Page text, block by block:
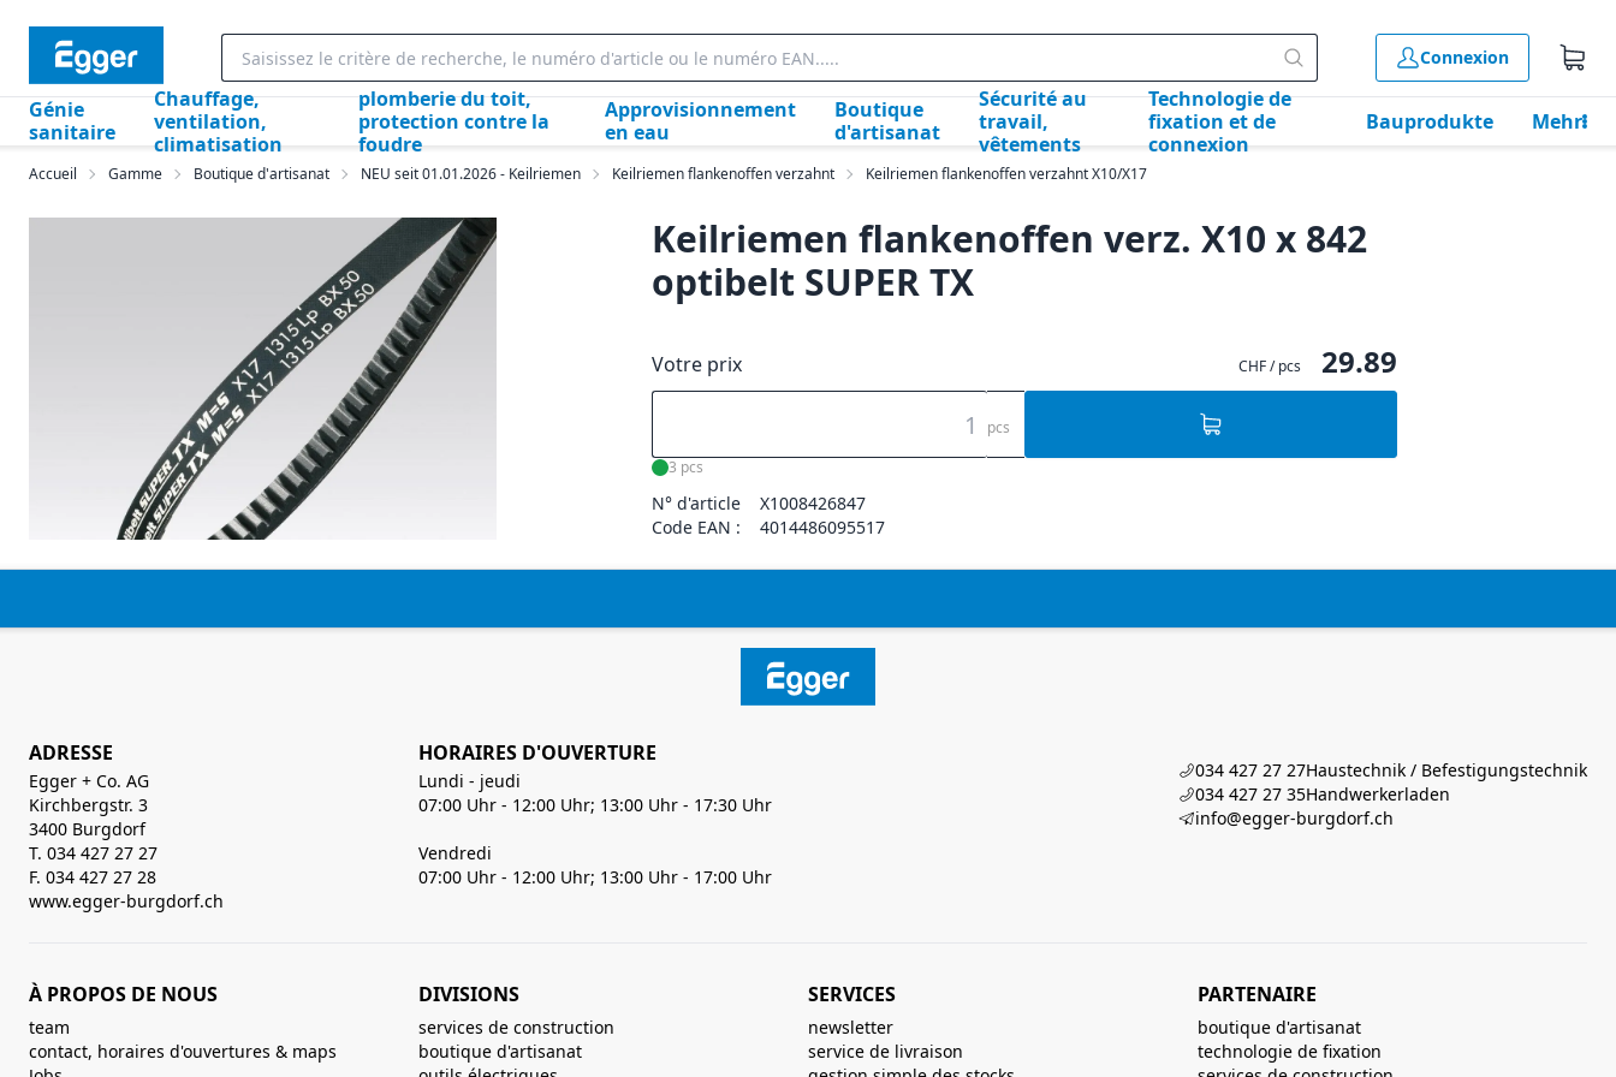
Connexion
Génie
sanitaire
Chauffage,
ventilation,
climatisation
plomberie du toit,
protection contre la
foudre
Approvisionnement
en eau
Boutique
d'artisanat
Sécurité au
travail,
vêtements
Technologie de
fixation et de
connexion
Bauprodukte Mehr
Accueil Gamme Boutique d'artisanat NEU seit 01.01.2026 - Keilriemen Keilriemen flankenoffen verzahnt Keilriemen flankenoffen verzahnt X10/X17
Keilriemen flankenoffen verz. X10 x 842
optibelt SUPER TX
Votre prix CHF / pcs 29.89
pcs
3 pcs
N° d'article
X1008426847
Code EAN :
4014486095517
ADRESSE
Egger + Co. AG
Kirchbergstr. 3
3400 Burgdorf
T. 034 427 27 27
F. 034 427 27 28
www.egger-burgdorf.ch
HORAIRES D'OUVERTURE
Lundi - jeudi
07:00 Uhr - 12:00 Uhr; 13:00 Uhr - 17:30 Uhr
Vendredi
07:00 Uhr - 12:00 Uhr; 13:00 Uhr - 17:00 Uhr
034 427 27 27Haustechnik / Befestigungstechnik
034 427 27 35Handwerkerladen
info@egger-burgdorf.ch
À PROPOS DE NOUS
team
contact, horaires d'ouvertures & maps
DIVISIONS
services de construction
boutique d'artisanat
SERVICES
newsletter
service de livraison
PARTENAIRE
boutique d'artisanat
technologie de fixation